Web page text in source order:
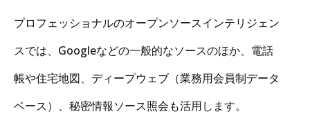
プロフェッショナルのオープンソースインテリジェン
スでは、Googleなどの一般的なソースのほか、電話
帳や住宅地図、ディープウェブ（業務用会員制データ
ベース）、秘密情報ソース照会も活用します。